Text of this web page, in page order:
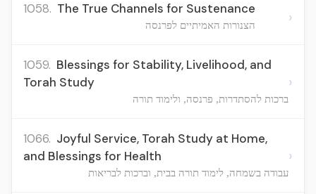
1058. The True Channels for Sustenance
הצנורות האמיתיים לפרנסה ›
1059. Blessings for Stability, Livelihood, and
Torah Study
ברכות להסתדרות, פרנסה, ולימוד תורה
›
1066. Joyful Service, Torah Study at Home,
and Blessings for Health
עבודה בשמחה, לימוד תורה בבית, וברכות לבריאות
›